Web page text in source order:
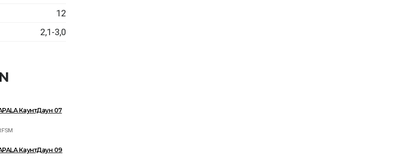
12
2,1-3,0
КаунтДаун 07
КаунтДаун 09